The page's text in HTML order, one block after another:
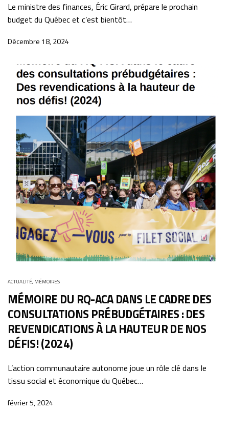
Le ministre des finances, Éric Girard, prépare le prochain
budget du Québec et c’est bientôt…
Décembre 18, 2024
ACTUALITÉ, MÉMOIRES
MÉMOIRE DU RQ-ACA DANS LE CADRE DES
CONSULTATIONS PRÉBUDGÉTAIRES : DES
REVENDICATIONS À LA HAUTEUR DE NOS
DÉFIS! (2024)
L’action communautaire autonome joue un rôle clé dans le
tissu social et économique du Québec…
février 5, 2024